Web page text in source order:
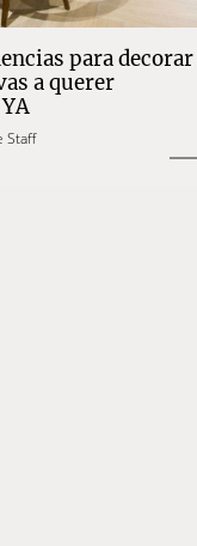
para decorar
a querer
Staff